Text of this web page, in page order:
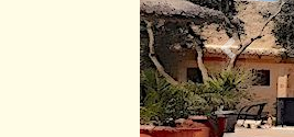
Zurück